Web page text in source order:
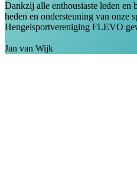
Dankzij alle enthousiaste leden en
heden en ondersteuning van onze
Hengelsportvereniging FLEVO
Jan van Wijk